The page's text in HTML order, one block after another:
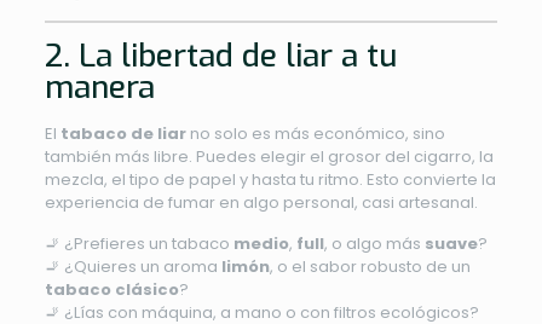
2. La libertad de liar a tu
manera
El tabaco de liarno solo es más económico, sino
también más libre. Puedes elegir el grosor del cigarro, la
mezcla, el tipo de papel y hasta tu ritmo. Esto convierte la
experiencia de fumar en algo personal, casi artesanal.
🚬 ¿Prefieres un tabaco medio, full, o algo más suave?
🚬 ¿Quieres un aroma limón, o el sabor robusto de un
tabaco clásico?
🚬 ¿Lías con máquina, a mano o con filtros ecológicos?